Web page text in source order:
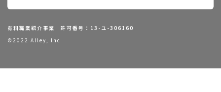
有料職業紹介事業 許可番号：13-ユ-306160
©2022 Alley, Inc